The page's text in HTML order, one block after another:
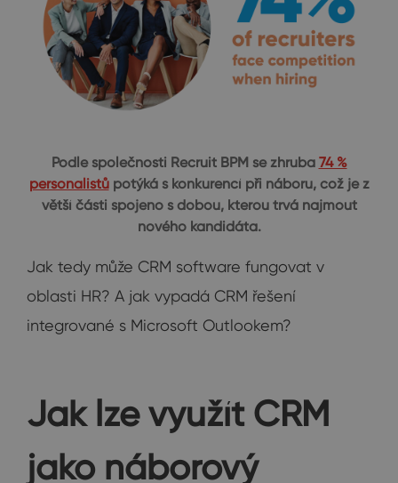
Podle společnosti Recruit BPM se zhruba 74 %
personalistůpotýká s konkurencí při náboru, což je z
větší části spojeno s dobou, kterou trvá najmout
nového kandidáta.
Jak tedy může CRM software fungovat v
oblasti HR? A jak vypadá CRM řešení
integrované s Microsoft Outlookem?
Jak lze využít CRM
jako náborový